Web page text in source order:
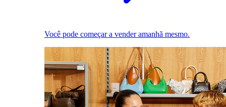
Você pode começar a vender amanhã mesmo.